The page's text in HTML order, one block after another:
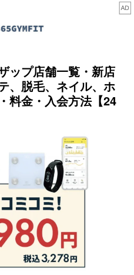
ップ店舗一覧・新店
、脱毛、ネイル、ホ
料金・入会方法【24